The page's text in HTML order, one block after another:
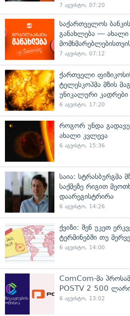
7 აგვისტო, 07:20
საქართველოს
განახლება —
7 აგვისტო, 07:12
ქართველი
ტელესკოპმა მზის
უნიკალური
6 აგვისტო, 17:20
როგორ უნდა
ახალი კვლევა
6 აგვისტო, 15:36
საია: სტრასბურგმა
საქმეზე რიგით
დაარეგისტრირა
6 აგვისტო, 14:26
ქვიზი: შენ უკეთ
ტერმინებში თუ
6 აგვისტო, 14:00
ComCom-მა
POSTV 2 500
6 აგვისტო, 13:02